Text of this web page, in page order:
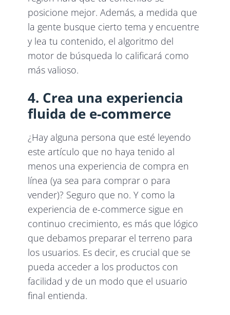
posicione mejor. Además, a medida que
la gente busque cierto tema y encuentre
y lea tu contenido, el algoritmo del
motor de búsqueda lo calificará como
más valioso.
4. Crea una experiencia
fluida de e-commerce
¿Hay alguna persona que esté leyendo
este artículo que no haya tenido al
menos una experiencia de compra en
línea (ya sea para comprar o para
vender)? Seguro que no. Y como la
experiencia de e-commerce sigue en
continuo crecimiento, es más que lógico
que debamos preparar el terreno para
los usuarios. Es decir, es crucial que se
pueda acceder a los productos con
facilidad y de un modo que el usuario
final entienda.